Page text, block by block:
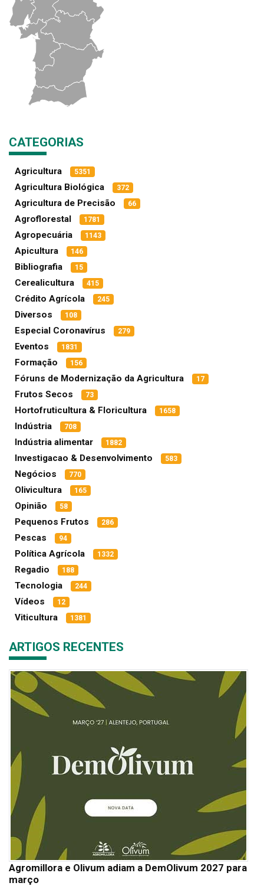
CATEGORIAS
Agricultura 5351
Agricultura Biológica 372
Agricultura de Precisão 66
Agroflorestal 1781
Agropecuária 1143
Apicultura 146
Bibliografia 15
Cerealicultura 415
Crédito Agrícola 245
Diversos 108
Especial Coronavírus 279
Eventos 1831
Formação 156
Fóruns de Modernização da Agricultura 17
Frutos Secos 73
Hortofruticultura & Floricultura 1658
Indústria 708
Indústria alimentar 1882
Investigacao & Desenvolvimento 583
Negócios 770
Olivicultura 165
Opinião 58
Pequenos Frutos 286
Pescas 94
Política Agrícola 1332
Regadio 188
Tecnologia 244
Vídeos 12
Viticultura 1381
ARTIGOS RECENTES
Agromillora e Olivum adiam a DemOlivum 2027 para
março